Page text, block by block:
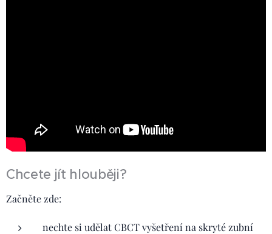
Chcete jít hlouběji?
Začněte zde:
nechte si udělat CBCT vyšetření na skryté zubní